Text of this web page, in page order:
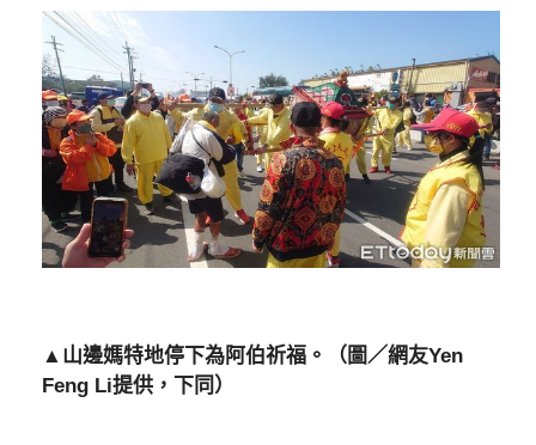
▲山邊媽特地停下為阿伯祈福。（圖／網友Yen
Feng Li提供，下同）